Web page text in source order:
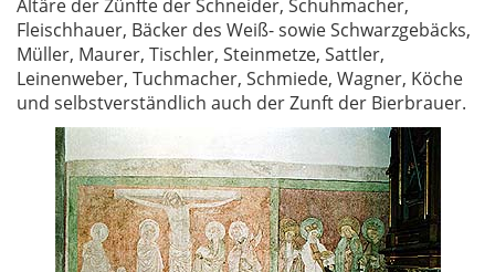
Altäre der Zünfte der Schneider, Schuhmacher,
Fleischhauer, Bäcker des Weiß- sowie Schwarzgebäcks,
Müller, Maurer, Tischler, Steinmetze, Sattler,
Leinenweber, Tuchmacher, Schmiede, Wagner, Köche
und selbstverständlich auch der Zunft der Bierbrauer.